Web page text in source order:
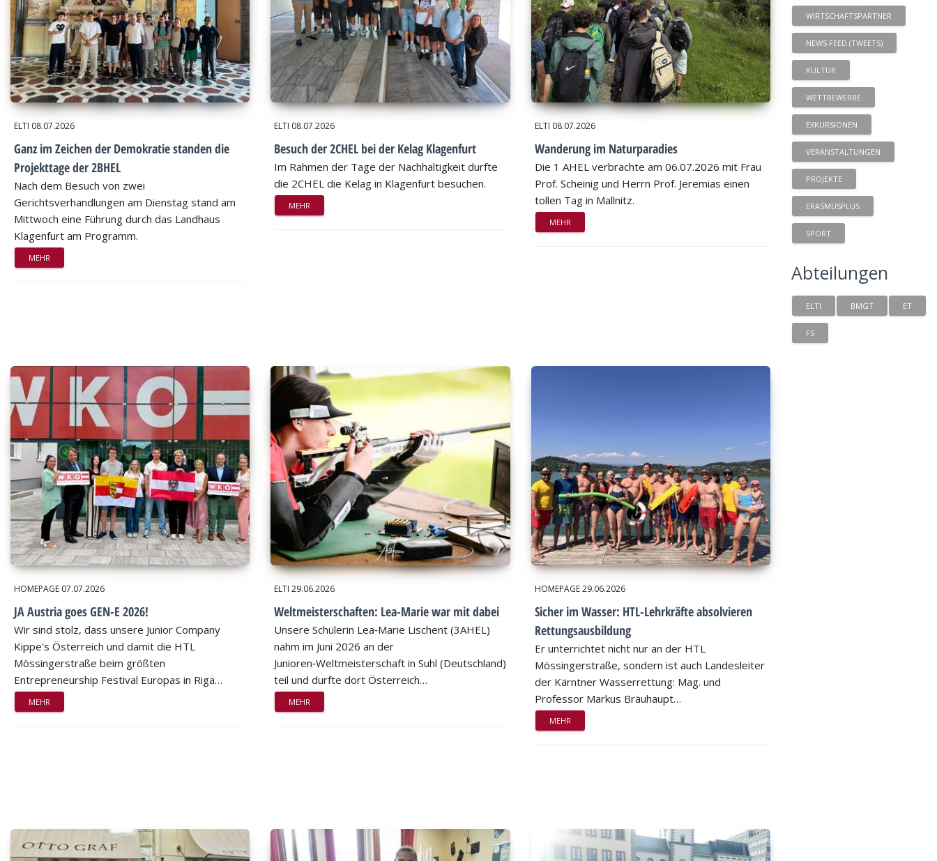
ELTI 08.07.2026
Ganz im Zeichen der Demokratie standen die
Projekttage der 2BHEL
Nach dem Besuch von zwei
Gerichtsverhandlungen am Dienstag stand am
Mittwoch eine Führung durch das Landhaus
Klagenfurt am Programm.
MEHR
ELTI 08.07.2026
Besuch der 2CHEL bei der Kelag Klagenfurt
Im Rahmen der Tage der Nachhaltigkeit durfte
die 2CHEL die Kelag in Klagenfurt besuchen.
MEHR
ELTI 08.07.2026
Wanderung im Naturparadies
Die 1 AHEL verbrachte am 06.07.2026 mit Frau
Prof. Scheinig und Herrn Prof. Jeremias einen
tollen Tag in Mallnitz.
MEHR
HOMEPAGE 07.07.2026
JA Austria goes GEN-E 2026!
Wir sind stolz, dass unsere Junior Company
Kippe's Österreich und damit die HTL
Mössingerstraße beim größten
Entrepreneurship Festival Europas in Riga…
MEHR
ELTI29.06.2026
Weltmeisterschaften: Lea-Marie war mit dabei
Unsere Schülerin Lea‑Marie Lischent (3AHEL)
nahm im Juni 2026 an der
Junioren‑Weltmeisterschaft in Suhl (Deutschland)
teil und durfte dort Österreich…
MEHR
HOMEPAGE29.06.2026
Sicher im Wasser: HTL-Lehrkräfte absolvieren
Rettungsausbildung
Er unterrichtet nicht nur an der HTL
Mössingerstraße, sondern ist auch Landesleiter
der Kärntner Wasserrettung: Mag. und
Professor Markus Bräuhaupt…
MEHR
WIRTSCHAFTSPARTNER
NEWS FEED (TWEETS)
KULTUR
WETTBEWERBE
EXKURSIONEN
VERANSTALTUNGEN
PROJEKTE
ERASMUSPLUS
SPORT
Abteilungen
ELTI BMGT ET
FS